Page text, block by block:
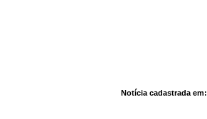
Notícia cadastrada em: